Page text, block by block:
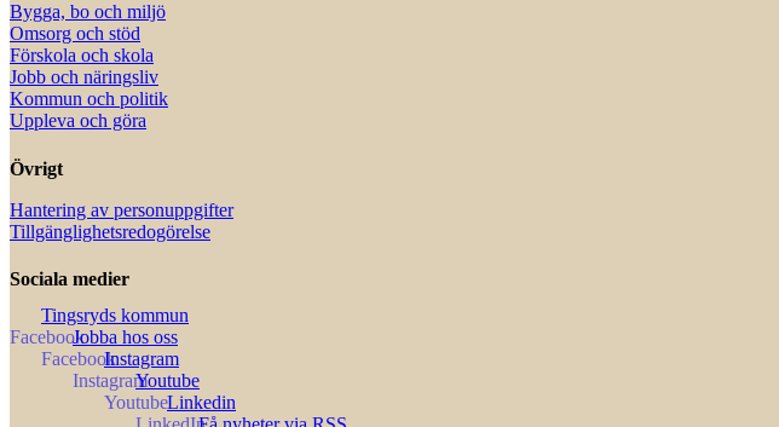
Bygga, bo och miljö
Omsorg och stöd
Förskola och skola
Jobb och näringsliv
Kommun och politik
Uppleva och göra
Övrigt
Hantering av personuppgifter
Tillgänglighetsredogörelse
Sociala medier
Tingsryds kommun
Jobba hos oss
Instagram
Youtube
Linkedin